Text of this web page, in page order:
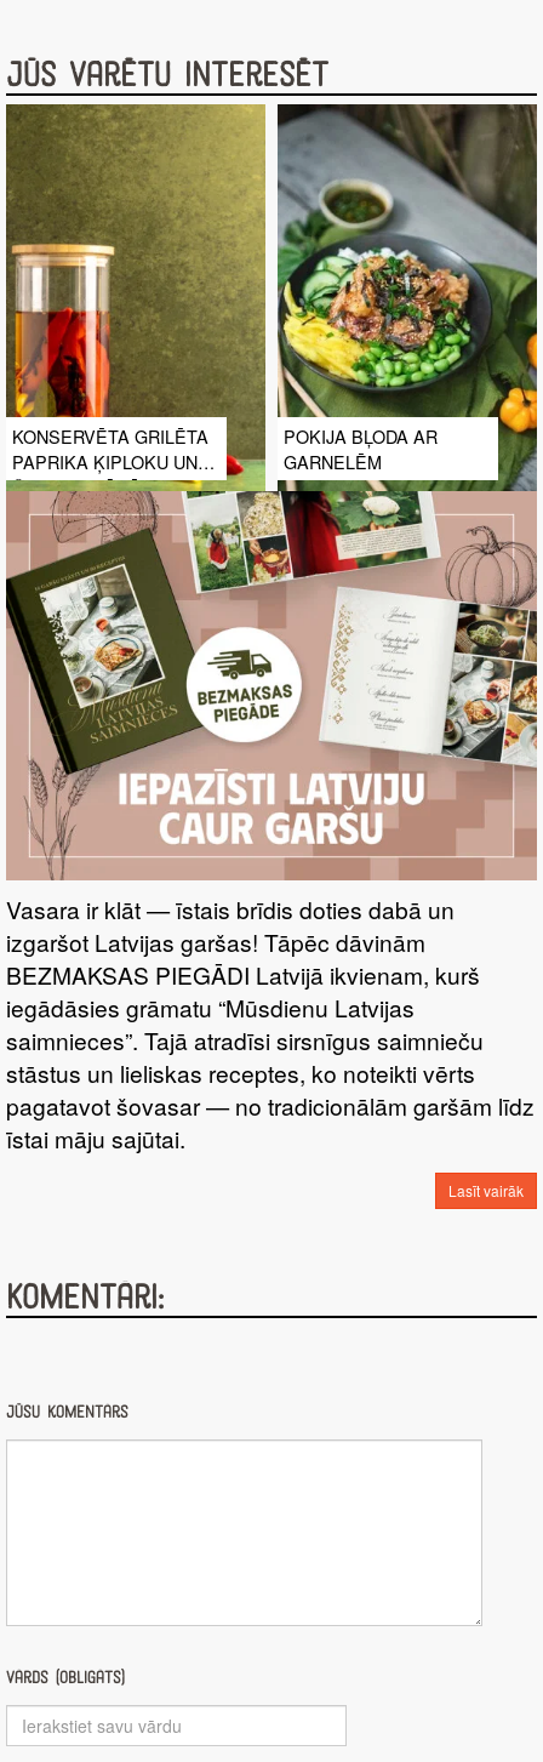
Jūs varētu interesēt
KONSERVĒTA GRILĒTA
PAPRIKA ĶIPLOKU UN
ČILI MARINĀDĒ
POKIJA BĻODA AR
GARNELĒM
Vasara ir klāt — īstais brīdis doties dabā un
izgaršot Latvijas garšas! Tāpēc dāvinām
BEZMAKSAS PIEGĀDI Latvijā ikvienam, kurš
iegādāsies grāmatu “Mūsdienu Latvijas
saimnieces”. Tajā atradīsi sirsnīgus saimnieču
stāstus un lieliskas receptes, ko noteikti vērts
pagatavot šovasar — no tradicionālām garšām līdz
īstai māju sajūtai.
Lasīt vairāk
Komentāri:
Jūsu komentārs
Vārds (obligāts)